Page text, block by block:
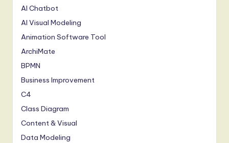
AI Chatbot
AI Visual Modeling
Animation Software Tool
ArchiMate
BPMN
Business Improvement
C4
Class Diagram
Content & Visual
Data Modeling